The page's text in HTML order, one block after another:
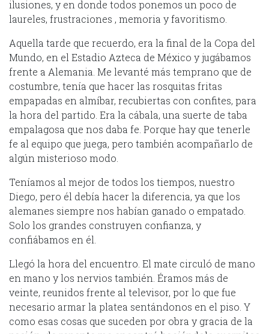
ilusiones, y en donde todos ponemos un poco de
laureles, frustraciones , memoria y favoritismo.
Aquella tarde que recuerdo, era la final de la Copa del
Mundo, en el Estadio Azteca de México y jugábamos
frente a Alemania. Me levanté más temprano que de
costumbre, tenía que hacer las rosquitas fritas
empapadas en almíbar, recubiertas con confites, para
la hora del partido. Era la cábala, una suerte de taba
empalagosa que nos daba fe. Porque hay que tenerle
fe al equipo que juega, pero también acompañarlo de
algún misterioso modo.
Teníamos al mejor de todos los tiempos, nuestro
Diego, pero él debía hacer la diferencia, ya que los
alemanes siempre nos habían ganado o empatado.
Solo los grandes construyen confianza, y
confiábamos en él.
Llegó la hora del encuentro. El mate circuló de mano
en mano y los nervios también. Éramos más de
veinte, reunidos frente al televisor, por lo que fue
necesario armar la platea sentándonos en el piso. Y
como esas cosas que suceden por obra y gracia de la